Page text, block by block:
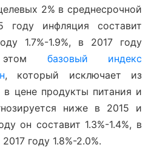
2% в среднесрочной
году инфляция составит
1.7%-1.9%, в 2017 году
этом базовый индекс
, который исключает из
в цене продукты питания и
ниже в 2015 и
он составит 1.3%-1.4%, в
году 1.8%-2.0%.